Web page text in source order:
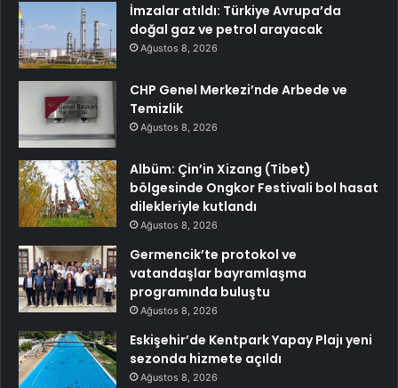
İmzalar atıldı: Türkiye Avrupa’da
doğal gaz ve petrol arayacak
Ağustos 8, 2026
CHP Genel Merkezi’nde Arbede ve
Temizlik
Ağustos 8, 2026
Albüm: Çin’in Xizang (Tibet)
bölgesinde Ongkor Festivali bol hasat
dilekleriyle kutlandı
Ağustos 8, 2026
Germencik’te protokol ve
vatandaşlar bayramlaşma
programında buluştu
Ağustos 8, 2026
Eskişehir’de Kentpark Yapay Plajı yeni
sezonda hizmete açıldı
Ağustos 8, 2026